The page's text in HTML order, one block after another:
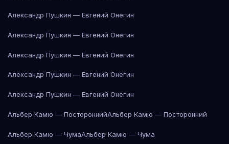
Александр Пушкин — Евгений Онегин
Александр Пушкин — Евгений Онегин
Александр Пушкин — Евгений Онегин
Александр Пушкин — Евгений Онегин
Александр Пушкин — Евгений Онегин
Альбер Камю — ПостороннийАльбер Камю — Посторонний
Альбер Камю — ЧумаАльбер Камю — Чума